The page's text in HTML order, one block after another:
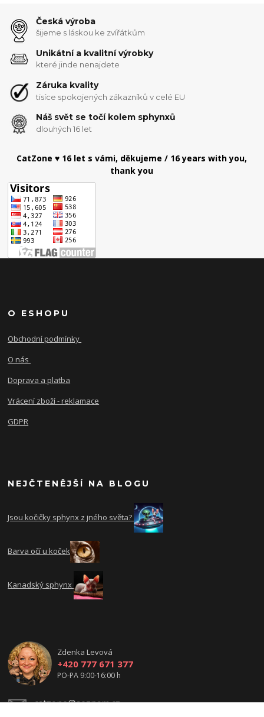
Česká výroba
šijeme s láskou ke zvířátkům
Unikátní a kvalitní výrobky
které jinde nenajdete
Záruka kvality
tisíce spokojených zákazníků v celé EU
Náš svět se točí kolem sphynxů
dlouhých 16 let
CatZone ♥ 16 let s vámi, děkujeme / 16 years with you,
thank you
O ESHOPU
Obchodní podmínky
O nás
Doprava a platba
Vrácení zboží - reklamace
GDPR
NEJČTENĚJŠÍ NA BLOGU
Jsou kočičky sphynx z jného světa?
Barva očí u koček
Kanadský sphynx
Zdenka Levová
+420 777 671 377
PO-PA 9:00-16:00 h
catzone@seznam.cz